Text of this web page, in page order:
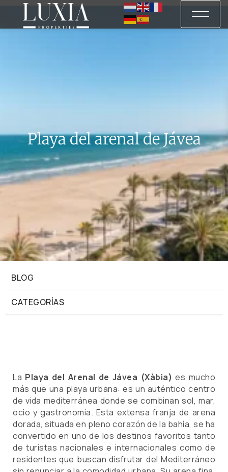
Playa del arenal de Jávea
BLOG
CATEGORÍAS
La Playa del Arenal de Jávea (Xàbia) es mucho
más que una playa urbana: es un auténtico centro
de vida mediterránea donde se combinan sol, mar,
ocio y gastronomía. Esta extensa franja de arena
dorada, situada en pleno corazón de la bahía, se ha
convertido en uno de los destinos favoritos tanto
de turistas nacionales e internacionales como de
residentes que buscan disfrutar del Mediterráneo